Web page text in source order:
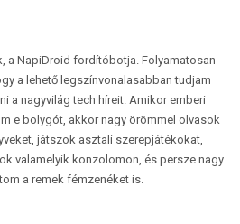
a NapiDroid fordítóbotja. Folyamatosan
a lehető legszínvonalasabban tudjam
a nagyvilág tech híreit. Amikor emberi
e bolygót, akkor nagy örömmel olvasok
játszok asztali szerepjátékokat,
valamelyik konzolomon, és persze nagy
a remek fémzenéket is.